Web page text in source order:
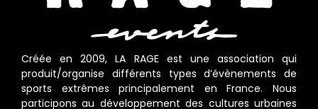
Créée en 2009, LA RAGE est une association qui
produit/organise différents types d’évènements de
sports extrêmes principalement en France. Nous
participons au développement des cultures urbaines